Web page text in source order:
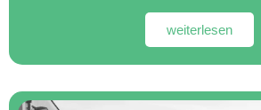
weiterlesen